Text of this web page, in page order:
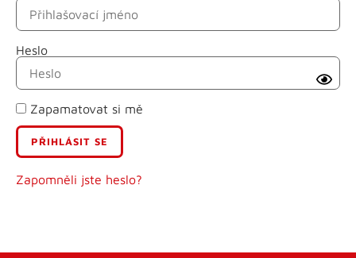
Heslo
Zapamatovat si mě
Zapomněli jste heslo?
Příjmení
E-mail
Uživatelské jméno